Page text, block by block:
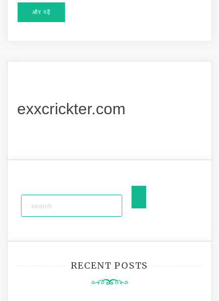
और पढ़ें
exxcrickter.com
RECENT POSTS